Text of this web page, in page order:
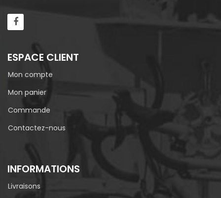
ESPACE CLIENT
Mon compte
Mon panier
Commande
Contactez-nous
INFORMATIONS
Livraisons